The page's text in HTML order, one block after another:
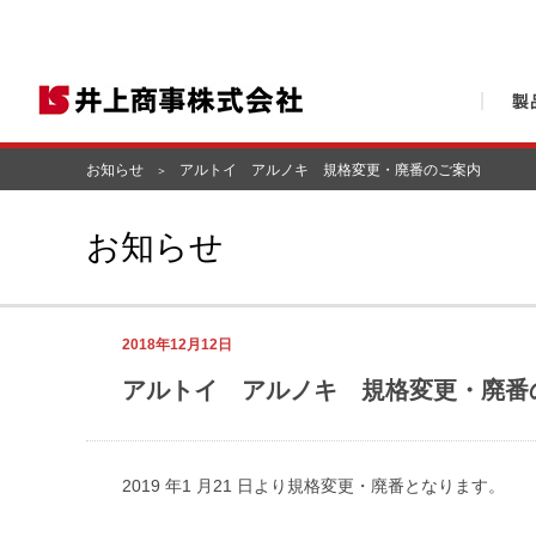
お知らせ アルトイ アルノキ 規格変更・廃番のご案内
お知らせ
2018年12月12日
アルトイ アルノキ 規格変更・廃番
2019 年1 月21 日より規格変更・廃番となります。